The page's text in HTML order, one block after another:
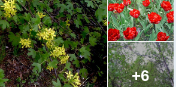
+6